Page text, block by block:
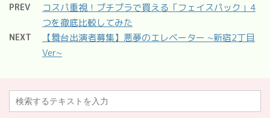
PREV
コスパ重視！プチプラで買える「フェイスパック」4
つを徹底比較してみた
NEXT
【舞台出演者募集】悪夢のエレベーター ~新宿2丁目
Ver~